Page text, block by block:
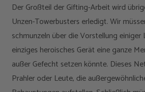
Der Großteil der Gifting-Arbeit wird
Unzen-Towerbusters erledigt. Wir
schmunzeln über die Vorstellung einiger
einziges heroisches Gerät eine ganze
außer Gefecht setzen könnte. Dieses
Prahler oder Leute, die